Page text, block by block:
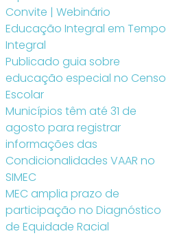
Convite | Webinário
Educação Integral em Tempo
Integral
Publicado guia sobre
educação especial no Censo
Escolar
Municípios têm até 31 de
agosto para registrar
informações das
Condicionalidades VAAR no
SIMEC
MEC amplia prazo de
participação no Diagnóstico
de Equidade Racial